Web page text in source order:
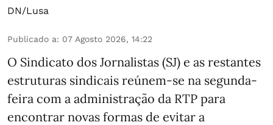
DN/Lusa
Publicado a: 07 Agosto 2026, 14:22
O Sindicato dos Jornalistas (SJ) e as restantes
estruturas sindicais reúnem-se na segunda-
feira com a administração da RTP para
encontrar novas formas de evitar a